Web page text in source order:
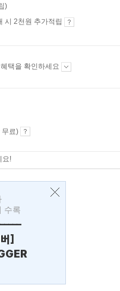
)
시 2천원 추가적립
택을 확인하세요
무료)
요!
수록
]